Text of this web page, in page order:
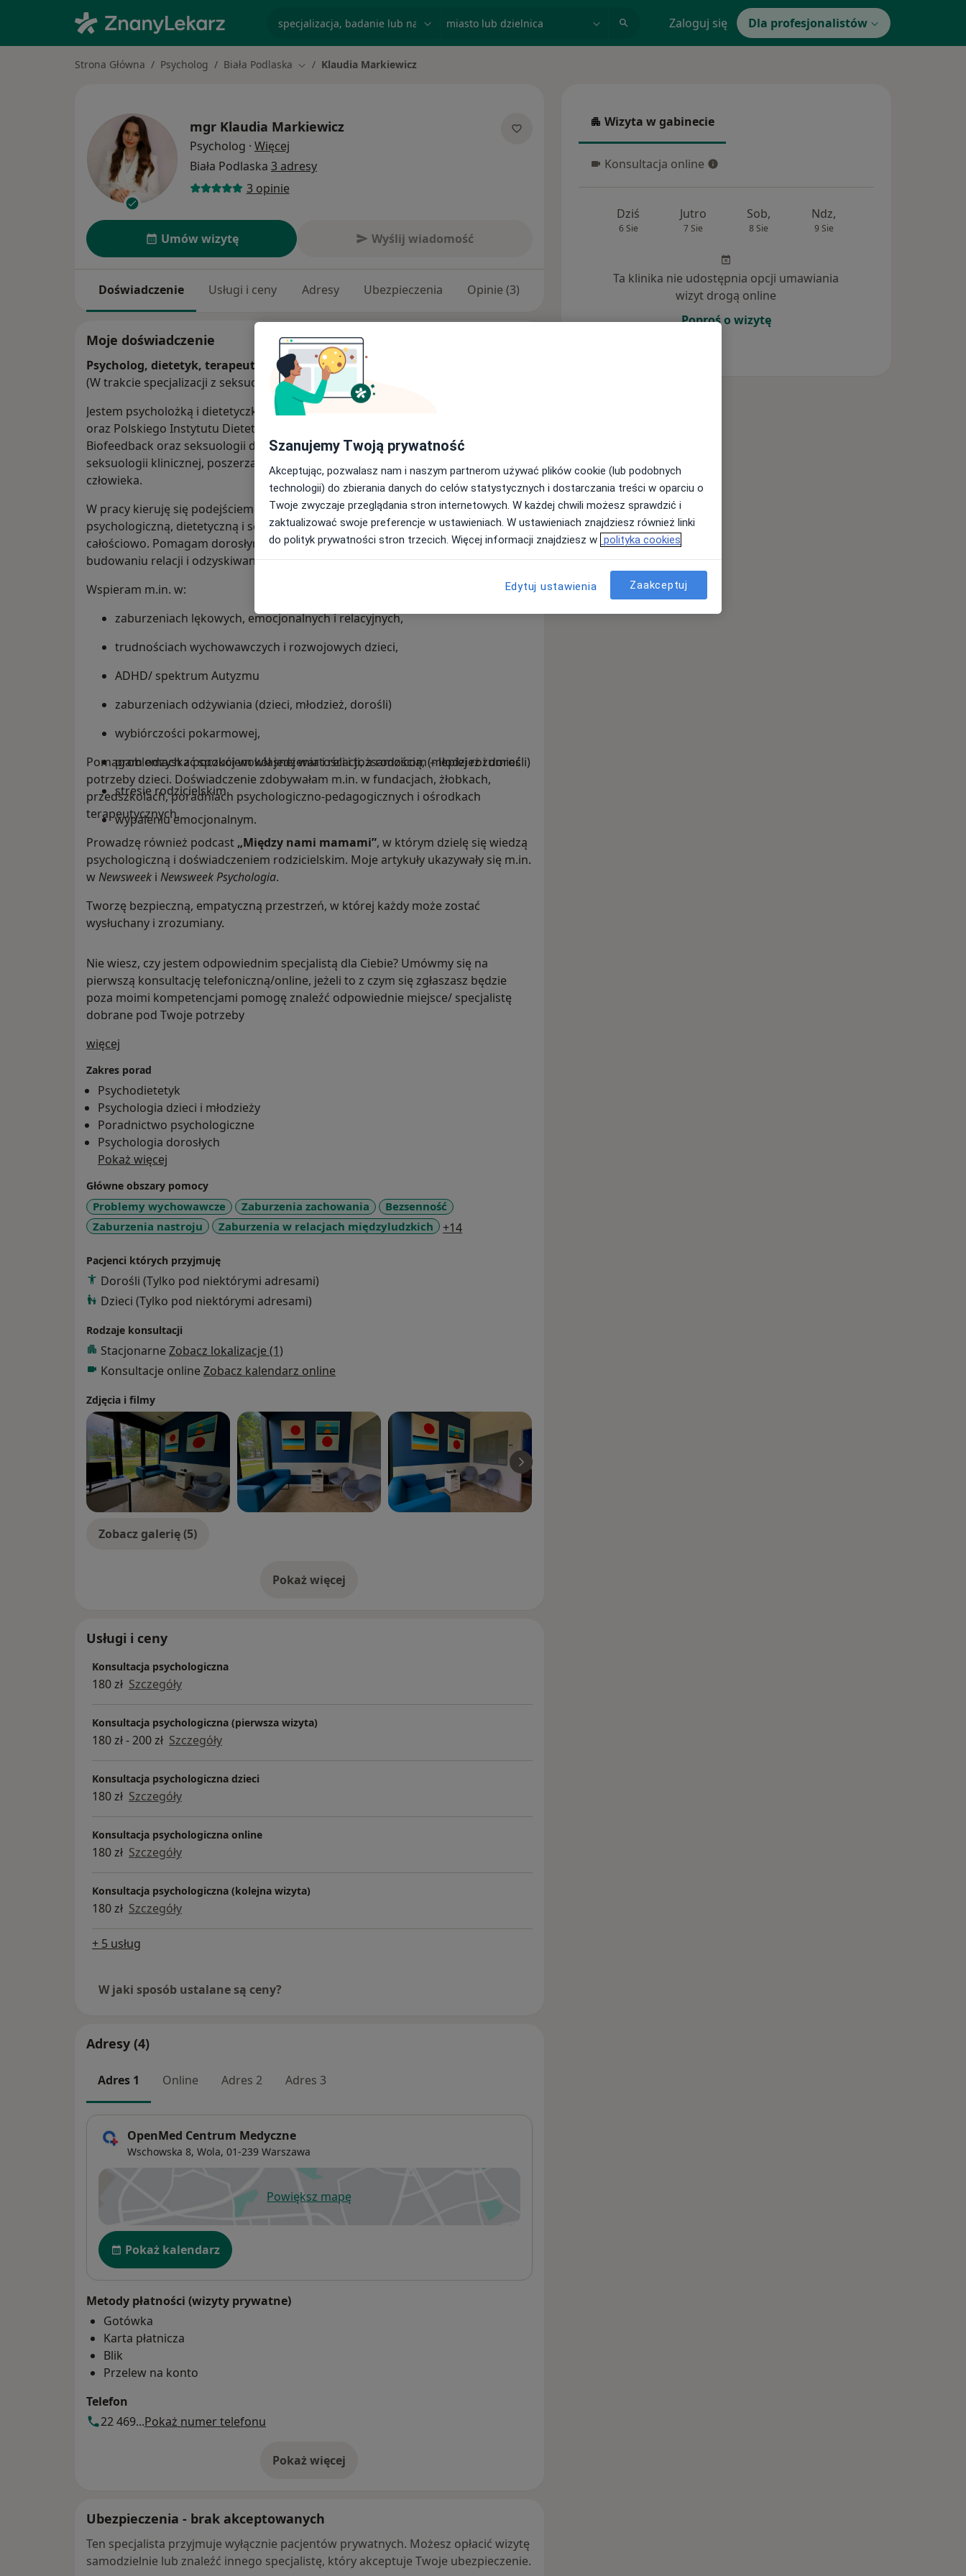
Zaloguj się Dla profesjonalistów
Strona Główna Psycholog Biała Podlaska Zmień miasto
Klaudia Markiewicz
mgr Klaudia Markiewicz
Psycholog · Więcej
Biała Podlaska 3 adresy
3 opinie
Umów wizytę Wyślij wiadomość
Doświadczenie Usługi i ceny Adresy Ubezpieczenia Opinie (3)
Moje doświadczenie
Psycholog, dietetyk, terapeutka QEEG Biofeedback
(W trakcie specjalizacji z seksuologii klinicznej)
Jestem psycholożką i dietetyczką, absolwentką Uniwersytetu SWPS w Warszawie
oraz Polskiego Instytutu Dietetyki. Ukończyłam szkolenie z zakresu QEEG
Biofeedback oraz seksuologii dzieci i młodzieży. Obecnie rozwijam się w obszarze
seksuologii klinicznej, poszerzając wiedzę o zdrowiu seksualnym i emocjonalnym
człowieka.
W pracy kieruję się podejściem interdyscyplinarnym – łączę wiedzę
psychologiczną, dietetyczną i seksuologiczną, by patrzeć na człowieka
całościowo. Pomagam dorosłym, młodzieży i dzieciom w zrozumieniu emocji,
budowaniu relacji i odzyskiwaniu równowagi psychicznej.
Wspieram m.in. w:
zaburzeniach lękowych, emocjonalnych i relacyjnych,
trudnościach wychowawczych i rozwojowych dzieci,
ADHD/ spektrum Autyzmu
zaburzeniach odżywiania (dzieci, młodzież, dorośli)
wybiórczości pokarmowej,
problemach z poczuciem własnej wartości i tożsamością, (młodzież i dorośli)
stresie rodzicielskim
wypaleniu emocjonalnym.
Pomagam odzyskać spokój wokół jedzenia i relacji, a rodzicom – lepiej rozumieć
potrzeby dzieci. Doświadczenie zdobywałam m.in. w fundacjach, żłobkach,
przedszkolach, poradniach psychologiczno-pedagogicznych i ośrodkach
terapeutycznych.
Prowadzę również podcast „Między nami mamami”, w którym dzielę się wiedzą
psychologiczną i doświadczeniem rodzicielskim. Moje artykuły ukazywały się m.in.
wNewsweek i Newsweek Psychologia.
Tworzę bezpieczną, empatyczną przestrzeń, w której każdy może zostać
wysłuchany i zrozumiany.
Nie wiesz, czy jestem odpowiednim specjalistą dla Ciebie? Umówmy się na
pierwszą konsultację telefoniczną/online, jeżeli to z czym się zgłaszasz będzie
poza moimi kompetencjami pomogę znaleźć odpowiednie miejsce/ specjalistę
dobrane pod Twoje potrzeby
więcej
Zakres porad
Psychodietetyk
Psychologia dzieci i młodzieży
Poradnictwo psychologiczne
Psychologia dorosłych
Pokaż więcej
Główne obszary pomocy
Problemy wychowawcze Zaburzenia zachowania
Bezsenność
Zaburzenia nastroju
Zaburzenia w relacjach międzyludzkich +14a11y_sr_more_diseases
Pacjenci których przyjmuję
Dorośli (Tylko pod niektórymi adresami)
Dzieci (Tylko pod niektórymi adresami)
Rodzaje konsultacji
Stacjonarne Zobacz lokalizacje (1)
Konsultacje online Zobacz kalendarz online
Zdjęcia i filmy
Zobacz galerię (5)
Pokaż więcejo doświadczeniu
Usługi i ceny
Konsultacja psychologiczna
180 zł Szczegóły
Konsultacja psychologiczna (pierwsza wizyta)
180 zł - 200 zł Szczegóły
Konsultacja psychologiczna dzieci
180 zł Szczegóły
Konsultacja psychologiczna online
180 zł Szczegóły
Konsultacja psychologiczna (kolejna wizyta)
180 zł Szczegóły
+ 5 usług
W jaki sposób ustalane są ceny?
Adresy (4)
Adres 1 Online Adres 2 Adres 3
OpenMed Centrum Medyczne
Wschowska 8, Wola, 01-239 Warszawa
Powiększ mapęotwiera się w nowej karcie
Dostępność
Pokaż kalendarz
Metody płatności (wizyty prywatne)
Gotówka
Karta płatnicza
Blik
Przelew na konto
Telefon
22 469...Pokaż numer telefonu
Pokaż więcej
o adresie
Ubezpieczenia - brak akceptowanych
Ten specjalista przyjmuje wyłącznie pacjentów prywatnych. Możesz opłacić wizytę
samodzielnie lub znaleźć innego specjalistę, który akceptuje Twoje ubezpieczenie.
Wizyta w gabinecie
Wizyta w gabinecie
Konsultacja online
Konsultacja online
Dziś
6 Sie
Jutro
7 Sie
Sob,
8 Sie
Ndz,
9 Sie
Ta klinika nie udostępnia opcji umawiania
wizyt drogą online
Poproś o wizytę
Szanujemy Twoją prywatność
Akceptując, pozwalasz nam i naszym partnerom używać plików cookie (lub podobnych
technologii) do zbierania danych do celów statystycznych i dostarczania treści w oparciu o
Twoje zwyczaje przeglądania stron internetowych. W każdej chwili możesz sprawdzić i
zaktualizować swoje preferencje w ustawieniach. W ustawieniach znajdziesz również linki
do polityk prywatności stron trzecich. Więcej informacji znajdziesz w polityka cookies
Edytuj ustawienia Zaakceptuj